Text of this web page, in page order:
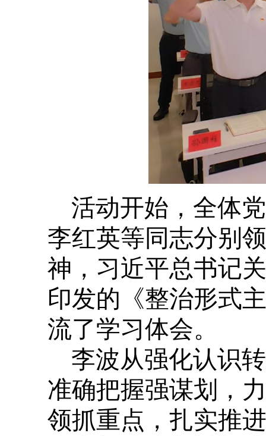
活动开始，全体
李红英等同志分别
神，习近平总书记
印发的《整治形式
流了学习体会。
李波从强化认识
准确把握强谋划，
领抓重点，扎实推